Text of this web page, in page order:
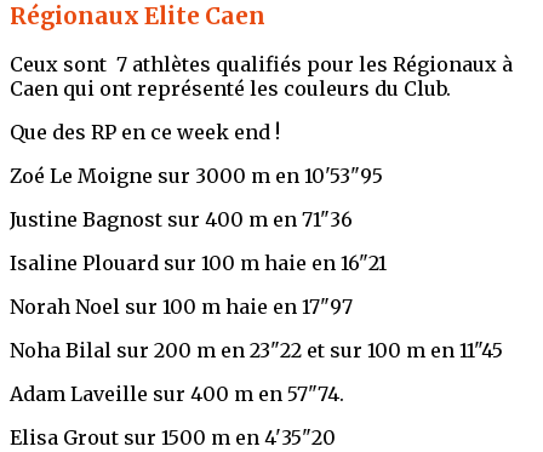
Régionaux Elite Caen
Ceux sont 7 athlètes qualifiés pour les Régionaux à
Caen qui ont représenté les couleurs du Club.
Que des RP en ce week end !
Zoé Le Moigne sur 3000 m en 10'53"95
Justine Bagnost sur 400 m en 71"36
Isaline Plouard sur 100 m haie en 16"21
Norah Noel sur 100 m haie en 17"97
Noha Bilal sur 200 m en 23"22 et sur 100 m en 11"45
Adam Laveille sur 400 m en 57"74.
Elisa Grout sur 1500 m en 4'35"20